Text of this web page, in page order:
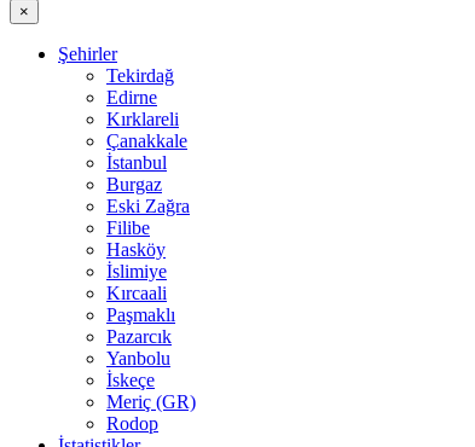
×
Şehirler
Tekirdağ
Edirne
Kırklareli
Çanakkale
İstanbul
Burgaz
Eski Zağra
Filibe
Hasköy
İslimiye
Kırcaali
Paşmaklı
Pazarcık
Yanbolu
İskeçe
Meriç (GR)
Rodop